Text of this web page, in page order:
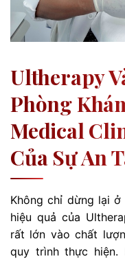
Ultherapy
Phòng
Medical
Của Sự An
Không chỉ dừng lại
hiệu quả của
rất lớn vào chất
quy trình thực hiện.